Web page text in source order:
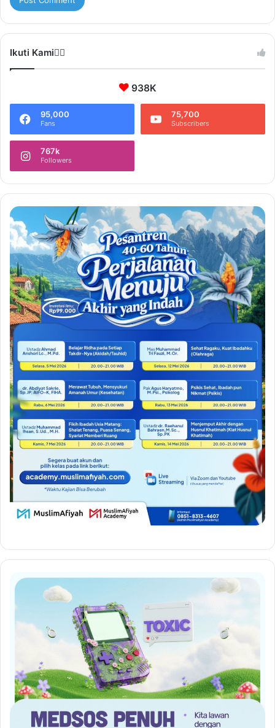
Ikuti Kami❤️‍🔥
938K
95,000
Fans
75,700
Subscribers
767k
Followers